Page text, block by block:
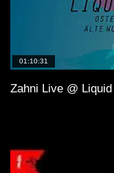
01:10:31
Zahni Live @